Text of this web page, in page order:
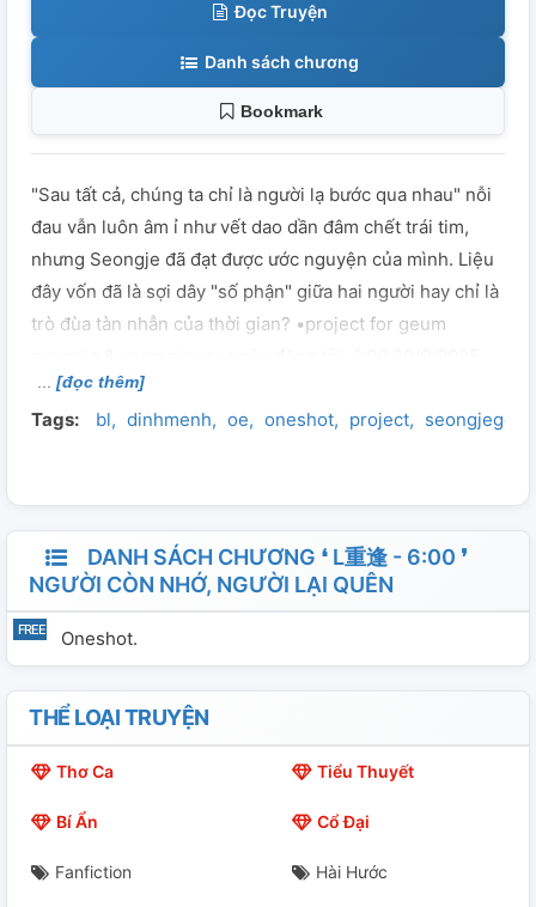
Đọc Truyện
Danh sách chương
Bookmark
"Sau tất cả, chúng ta chỉ là người lạ bước qua nhau" nỗi
đau vẫn luôn âm ỉ như vết dao dần đâm chết trái tim,
nhưng Seongje đã đạt được ước nguyện của mình. Liệu
đây vốn đã là sợi dây "số phận" giữa hai người hay chỉ là
trò đùa tàn nhẫn của thời gian? •project for geum
[đọc thêm]
Tags: bl dinhmenh oe oneshot project
DANH SÁCH CHƯƠNG ❛ L重逢 - 6:00 ❜
NGƯỜI CÒN NHỚ, NGƯỜI LẠI QUÊN
Oneshot.
THỂ LOẠI TRUYỆN
Thơ Ca Tiểu Thuyết
Bí Ẩn Cổ Đại
Fanfiction Hài Hước